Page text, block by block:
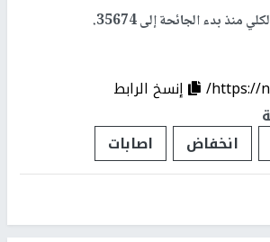
بدء الجائحة إلى 35674.
https://
إنسخ الرابط
انخفاض اصابات